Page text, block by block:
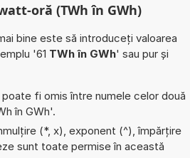
oră (TWh în GWh)
bine este să introduceți valoarea
'61 TWh în GWh' sau pur și
fi omis între numele celor două
în GWh'.
(*, x), exponent (^), împărțire
sunt toate permise în această